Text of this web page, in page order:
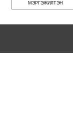
МЭРГЭЖИЛТЭН